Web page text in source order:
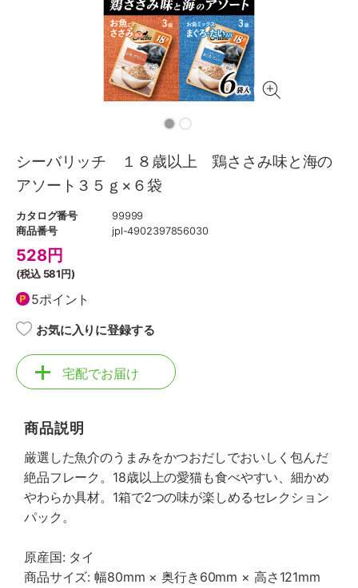
シーバリッチ １８歳以上 鶏ささみ味と海の
アソート３５ｇ×６袋
カタログ番号
99999
商品番号
jpl-4902397856030
528円
(税込 581円)
5ポイント
お気に入りに登録する
宅配でお届け
商品説明
厳選した魚介のうまみをかつおだしでおいしく包んだ
絶品フレーク。18歳以上の愛猫も食べやすい、細かめ
やわらか具材。1箱で2つの味が楽しめるセレクション
パック。
原産国: タイ
商品サイズ: 幅80mm × 奥行き60mm × 高さ121mm